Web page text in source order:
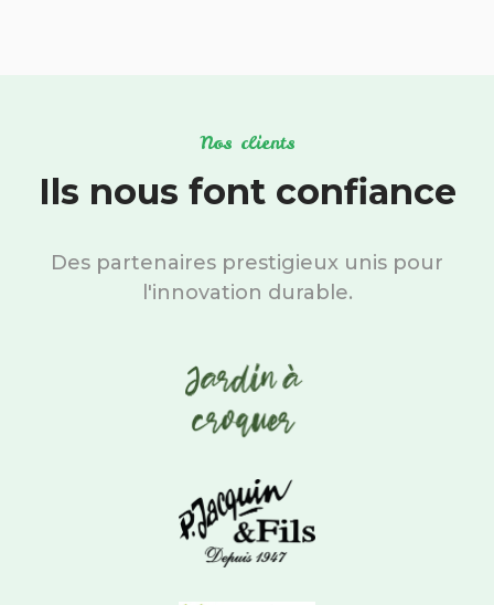
Nos clients
Ils nous font confiance
Des partenaires prestigieux unis pour
l'innovation durable.